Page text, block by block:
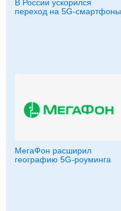
В России ускорился
переход на 5G-смартфоны
МегаФон расширил
географию 5G-роуминга